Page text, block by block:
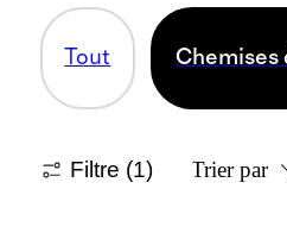
Tout Chemises
Filtre (1) Trier par